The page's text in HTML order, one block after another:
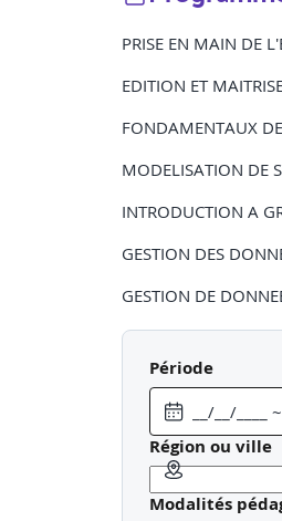
PRISE EN MAIN DE
EDITION ET
FONDAMENTAUX
MODELISATION DE
INTRODUCTION A
GESTION DES
GESTION DE
SCRIPT DE
FONDAMENTAUX
SCRIPT DE
PILOTAGE D'UN
EXTENSION DES
Période
Région ou ville
Modalités